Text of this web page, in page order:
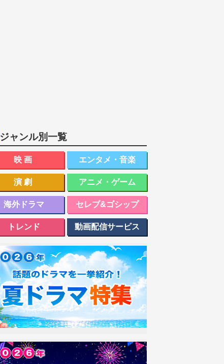
ジャンル別一覧
映画 エンタメ・音楽
演劇 アニメ・ゲーム
海外ドラマ セレブ&ゴシップ
トレンド 動画配信サービス